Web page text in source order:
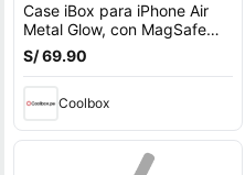
Case iBox para iPhone Air
Metal Glow, con MagSafe
para carga inalámbrica,
soporte en cámara, negro
S/ 69.90
Coolbox